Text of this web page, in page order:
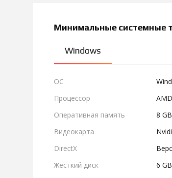
Минимальные системные
Windows
ОС
Процессор
Оперативная память
8
Видеокарта
DirectX
Жесткий диск
6 GB